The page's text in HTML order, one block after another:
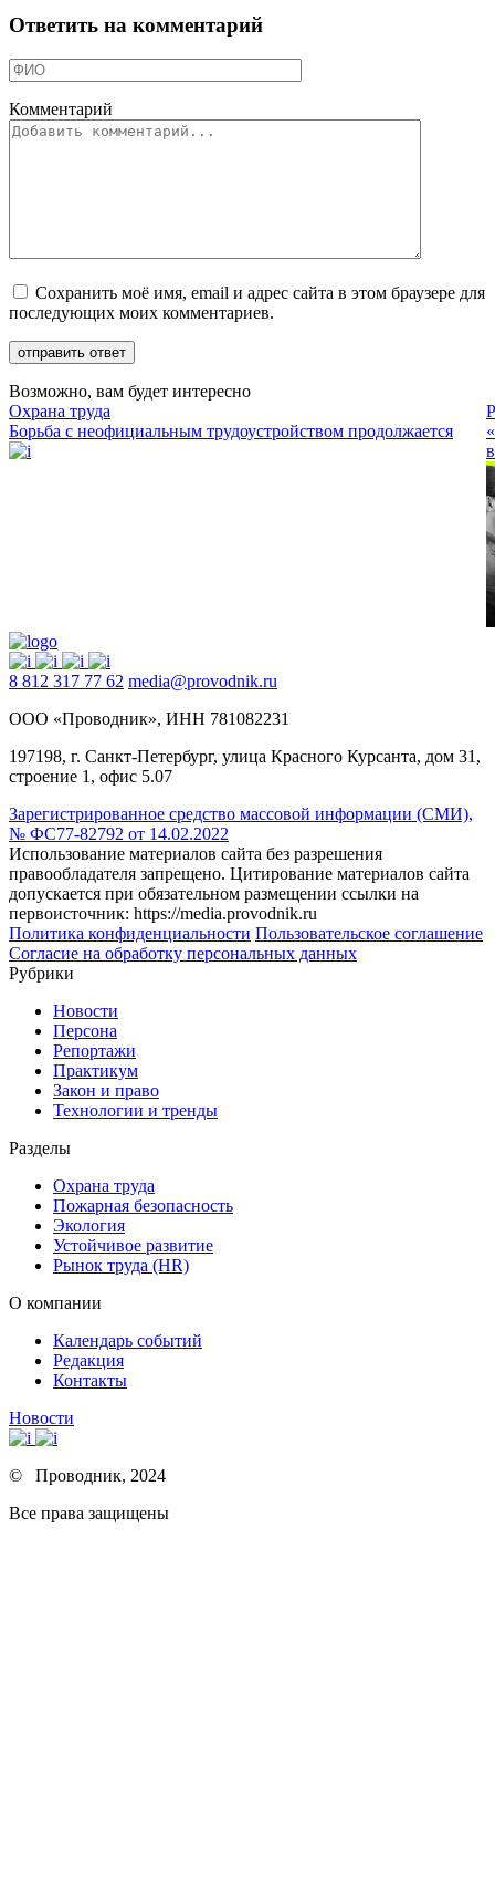
Ответить на комментарий
Комментарий
Сохранить моё имя, email и адрес сайта в этом браузере для
последующих моих комментариев.
Возможно, вам будет интересно
Охрана труда
Борьба с неофициальным трудоустройством продолжается
8 812 317 77 62 media@provodnik.ru
ООО «Проводник», ИНН 781082231
197198, г. Санкт-Петербург, улица Красного Курсанта, дом 31,
строение 1, офис 5.07
Зарегистрированное средство массовой информации (СМИ),
№ ФС77-82792 от 14.02.2022
Использование материалов сайта без разрешения
правообладателя запрещено. Цитирование материалов сайта
допускается при обязательном размещении ссылки на
первоисточник: https://media.provodnik.ru
Политика конфиденциальности Пользовательское соглашение
Согласие на обработку персональных данных
Рубрики
Новости
Персона
Репортажи
Практикум
Закон и право
Технологии и тренды
Разделы
Охрана труда
Пожарная безопасность
Экология
Устойчивое развитие
Рынок труда (HR)
О компании
Календарь событий
Редакция
Контакты
Новости
© Проводник, 2024
Все права защищены